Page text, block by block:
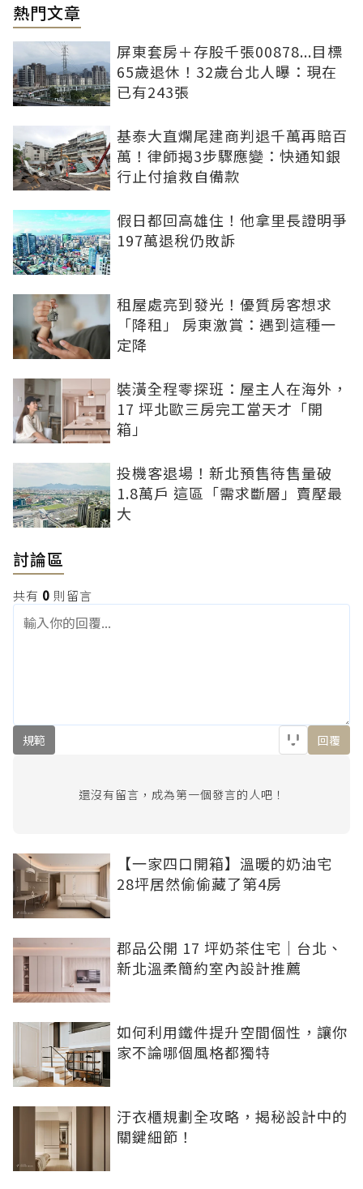
熱門文章
屏東套房＋存股千張00878...目標
65歲退休！32歲台北人曝：現在
已有243張
基泰大直爛尾建商判退千萬再賠百
萬！律師揭3步驟應變：快通知銀
行止付搶救自備款
假日都回高雄住！他拿里長證明爭
197萬退稅仍敗訴
租屋處亮到發光！優質房客想求
「降租」 房東激賞：遇到這種一
定降
裝潢全程零探班：屋主人在海外，
17 坪北歐三房完工當天才「開
箱」
投機客退場！新北預售待售量破
1.8萬戶 這區「需求斷層」賣壓最
大
討論區
共有 0 則留言
規範 回覆
還沒有留言，成為第一個發言的人吧！
【一家四口開箱】溫暖的奶油宅
28坪居然偷偷藏了第4房
郡品公開 17 坪奶茶住宅｜台北、
新北溫柔簡約室內設計推薦
如何利用鐵件提升空間個性，讓你
家不論哪個風格都獨特
汙衣櫃規劃全攻略，揭秘設計中的
關鍵細節！